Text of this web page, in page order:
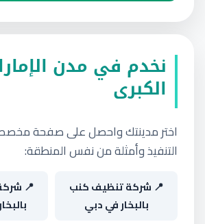
نخدم في مدن
الكبرى
اختر مدينتك واحصل على صفحة
التنفيذ وأمثلة من نفس المنطقة:
📍 شركة تنظيف كنب
بالبخار في دبي
📍